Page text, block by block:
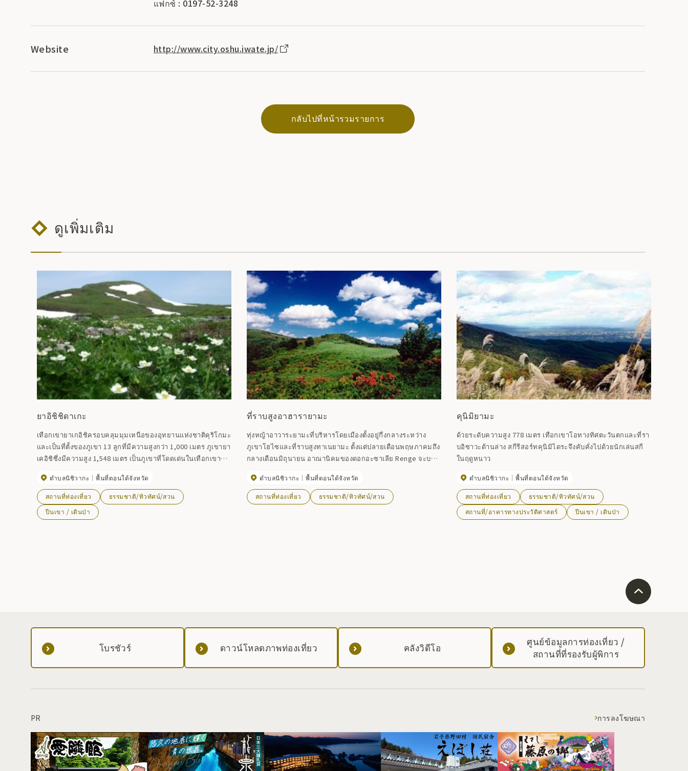
แฟกซ์ : 0197-52-3248
Website http://www.city.oshu.iwate.jp/
กลับไปที่หน้ารวมรายการ
ดูเพิ่มเติม
ยาอิชิชิดาเกะ
เทือกเขายาเกอิชิครอบคลุมมุมเหนือของอุทยานแห่งชาติคุริโกมะ
และเป็นที่ตั้งของภูเขา 13 ลูกที่มีความสูงกว่า 1,000 เมตร ภูเขายา
เคอิชิซึ่งมีความสูง 1,548 เมตร เป็นภูเขาที่โดดเด่นในเทือกเขานี้
และสระน้ำเกิดขึ้นทุกแห่ง ว่ากันว่ามีพืชอัลไพน์เติบโตที่นี่มากกว่า
300 ชนิด และพืชพรรณก็หลากหลายมาก เส้นทางการเดินป่า
ได้แก่ เส้นทาง Nakanuma เส้นทาง Tsubunuma และเส้นทางเดิน
ป่าที่ Geto Onsen ซึ่งผ่านภูเขา Keizuka และไปถึงภูเขา
ตำบลนิชิวากะ พื้นที่ตอนใต้จังหวัด
สถานที่ท่องเที่ยว
ธรรมชาติ/ทิวทัศน์/สวน
ปีนเขา / เดินป่า
ที่ราบสูงอาฮารายามะ
ทุ่งหญ้าอาวาระยามะที่บริหารโดยเมืองตั้งอยู่กึ่งกลางระหว่าง
ภูเขาโฮไซและที่ราบสูงทาเนยามะ ตั้งแต่ปลายเดือนพฤษภาคมถึง
กลางเดือนมิถุนายน อาณานิคมของดอกอะซาเลีย Renge จะบาน
สีแดงเข้ม ขึ้นรถบัส Esashi City Bus สาย Ite Kojiyaguchizawa
(ผ่าน Kamiite) ไปยังป้ายรถบัส Babasaki จากนั้นลงที่สถานี JR
Tohoku Shinkansen Mizusawa-Esashi จากนั้นลงที่ป้าย Esashi
ตำบลนิชิวากะ พื้นที่ตอนใต้จังหวัด
สถานที่ท่องเที่ยว ธรรมชาติ/ทิวทัศน์/สวน
คุนิมิยามะ
ด้วยระดับความสูง 778 เมตร เทือกเขาโอทางทิศตะวันตกและที่รา
บอิซาวะด้านล่าง สกีรีสอร์ทคุนิมิไดระจึงคับคั่งไปด้วยนักเล่นสกี
ในฤดูหนาว
ตำบลนิชิวากะ พื้นที่ตอนใต้จังหวัด
สถานที่ท่องเที่ยว
ธรรมชาติ/ทิวทัศน์/สวน
สถานที่/อาคารทางประวัติศาสตร์
ปีนเขา / เดินป่า
โบรชัวร์ ดาวน์โหลดภาพท่องเที่ยว คลังวิดีโอ
ศูนย์ข้อมูลการท่องเที่ยว /
สถานที่ที่รองรับผู้พิการ
PR การลงโฆษณา